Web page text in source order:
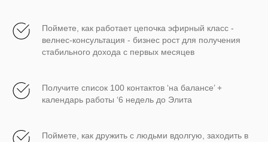
Поймете, как работает цепочка эфирный класс -
велнес-консультация - бизнес рост для получения
стабильного дохода с первых месяцев
Получите список 100 контактов ‘на балансе’ +
календарь работы ‘6 недель до Элита
Поймете, как дружить с людьми вдолгую, заходить в